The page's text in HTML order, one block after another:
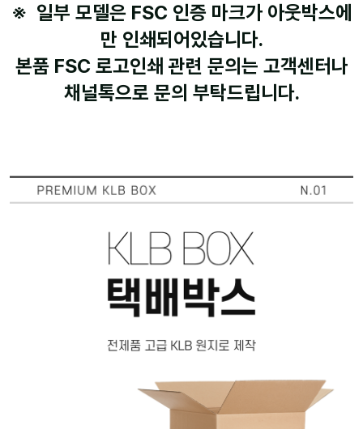
※ 일부 모델은 FSC 인증 마크가 아웃박스에
만 인쇄되어있습니다.
본품 FSC 로고인쇄 관련 문의는 고객센터나
채널톡으로 문의 부탁드립니다.